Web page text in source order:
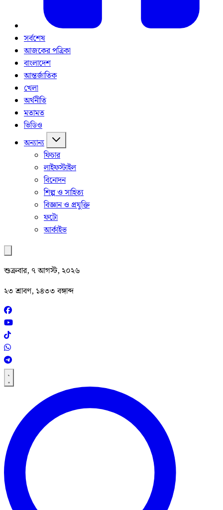
সর্বশেষ
আজকের পত্রিকা
বাংলাদেশ
আন্তর্জাতিক
খেলা
অর্থনীতি
মতামত
ভিডিও
অন্যান্য
ফিচার
লাইফস্টাইল
বিনোদন
শিল্প ও সাহিত্য
বিজ্ঞান ও প্রযুক্তি
ফটো
আর্কাইভ
শুক্রবার, ৭ আগস্ট, ২০২৬
২৩ শ্রাবণ, ১৪৩৩ বঙ্গাব্দ